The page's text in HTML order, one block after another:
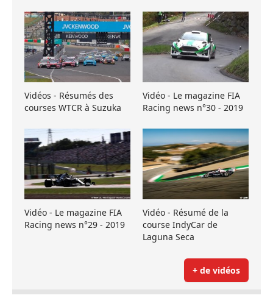
Vidéos - Résumés des
courses WTCR à Suzuka
Vidéo - Le magazine FIA
Racing news n°30 - 2019
Vidéo - Le magazine FIA
Racing news n°29 - 2019
Vidéo - Résumé de la
course IndyCar de
Laguna Seca
+ de vidéos